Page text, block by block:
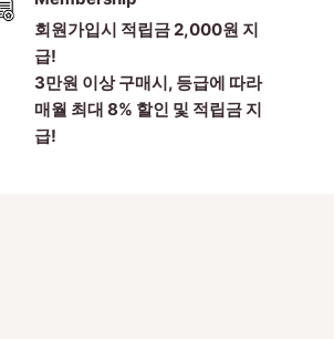
회원가입시 적립금 2,000원 지
급!
3만원 이상 구매시, 등급에 따라
매월 최대 8% 할인 및 적립금 지
급!